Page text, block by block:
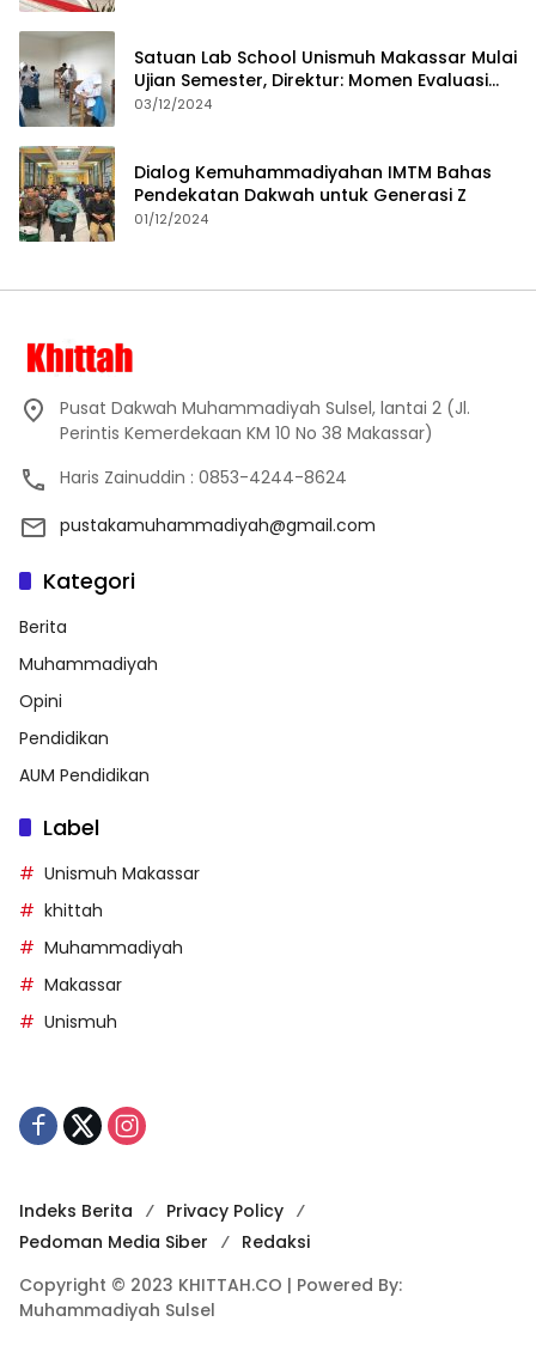
Satuan Lab School Unismuh Makassar Mulai
Ujian Semester, Direktur: Momen Evaluasi
Proses Pembelajaran
03/12/2024
Dialog Kemuhammadiyahan IMTM Bahas
Pendekatan Dakwah untuk Generasi Z
01/12/2024
Pusat Dakwah Muhammadiyah Sulsel, lantai 2 (Jl.
Perintis Kemerdekaan KM 10 No 38 Makassar)
Haris Zainuddin : 0853-4244-8624
pustakamuhammadiyah@gmail.com
Kategori
Berita
Muhammadiyah
Opini
Pendidikan
AUM Pendidikan
Label
Unismuh Makassar
khittah
Muhammadiyah
Makassar
Unismuh
Indeks Berita
Privacy Policy
Pedoman Media Siber
Redaksi
Copyright © 2023 KHITTAH.CO | Powered By:
Muhammadiyah Sulsel